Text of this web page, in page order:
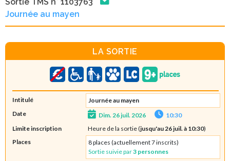
Journée au mayen
LA SORTIE
Intitulé
Journée au mayen
Date
Dim. 26 juil. 2026
10:30
Limite inscription
Heure de la sortie (jusqu'au 26 juil. à 10:30)
Places
8 places (actuellement 7 inscrits)
Sortie suivie par3 personnes